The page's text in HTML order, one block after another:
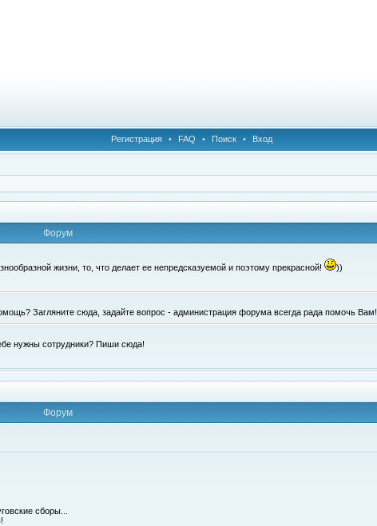
Регистрация • FAQ • Поиск • Вход
Форум
жизни, то, что делает ее непредсказуемой и поэтому прекрасной!
))
Загляните сюда, задайте вопрос - администрация форума всегда рада помочь Вам!
нужны сотрудники? Пиши сюда!
Форум
сборы...